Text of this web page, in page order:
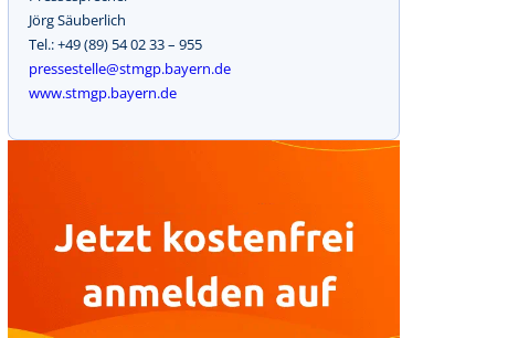
Jörg Säuberlich
Tel.: +49 (89) 54 02 33 – 955
pressestelle@stmgp.bayern.de
www.stmgp.bayern.de